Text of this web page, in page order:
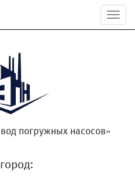
погружных насосов»